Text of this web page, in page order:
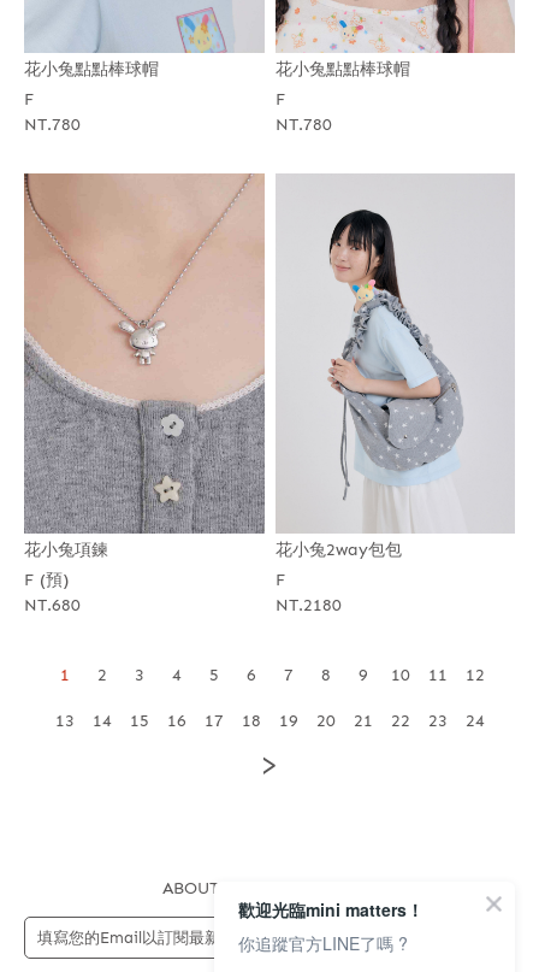
花小兔點點棒球帽
F
NT.780
花小兔點點棒球帽
F
NT.780
花小兔項鍊
F (預)
NT.680
花小兔2way包包
F
NT.2180
1 2 3 4 5 6 7 8 9 10 11 12
13 14 15 16 17 18 19 20 21 22 23 24
>
ABOUT US
歡迎光臨mini matters！
你追蹤官方LINE了嗎 ?